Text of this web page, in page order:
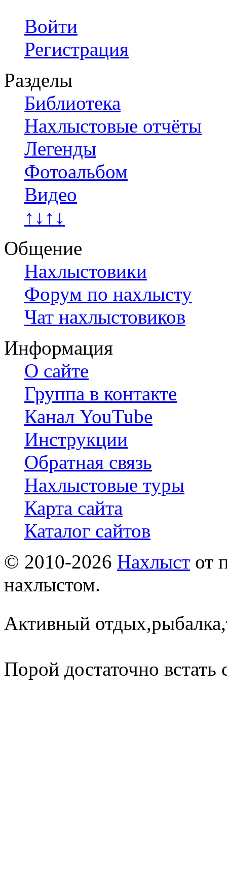
Войти
Регистрация
Разделы
Библиотека
Нахлыстовые отчёты
Легенды
Фотоальбом
Видео
↑↓↑↓
Общение
Нахлыстовики
Форум по нахлысту
Чат нахлыстовиков
Информация
О сайте
Группа в контакте
Канал YouTube
Инструкции
Обратная связь
Нахлыстовые туры
Карта сайта
Каталог сайтов
© 2010-2026 Нахлыст от
нахлыстом.
Активный
Порой достаточно